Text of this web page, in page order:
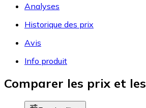
Analyses
Historique des prix
Avis
Info produit
Comparer les prix et